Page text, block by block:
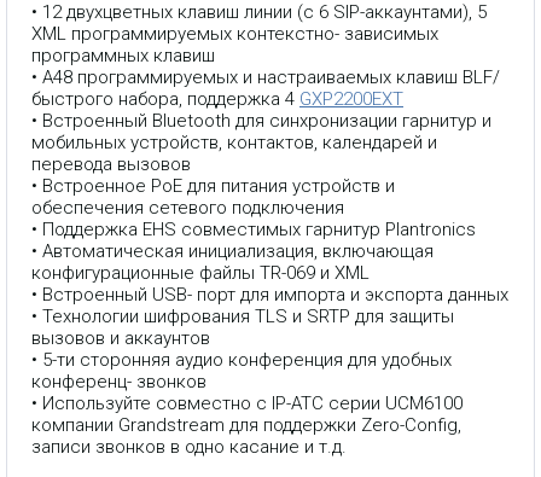
• 12 двухцветных клавиш линии (с 6 SIP-аккаунтами), 5
XML программируемых контекстно- зависимых
программных клавиш
• А48 программируемых и настраиваемых клавиш BLF/
быстрого набора, поддержка 4 GXP2200EXT
• Встроенный Bluetooth для синхронизации гарнитур и
мобильных устройств, контактов, календарей и
перевода вызовов
• Встроенное PoE для питания устройств и
обеспечения сетевого подключения
• Поддержка EHS совместимых гарнитур Plantronics
• Автоматическая инициализация, включающая
конфигурационные файлы TR-069 и XML
• Встроенный USB- порт для импорта и экспорта данных
• Технологии шифрования TLS и SRTP для защиты
вызовов и аккаунтов
• 5-ти сторонняя аудио конференция для удобных
конференц- звонков
• Используйте совместно с IP-АТС серии UCM6100
компании Grandstream для поддержки Zero-Config,
записи звонков в одно касание и т.д.